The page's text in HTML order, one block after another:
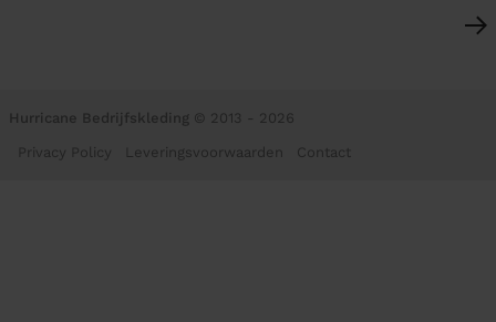
Hurricane Bedrijfskleding © 2013 - 2026
Privacy Policy Leveringsvoorwaarden Contact